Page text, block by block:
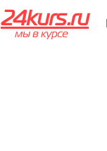
24kurs.ru
мы в курсе